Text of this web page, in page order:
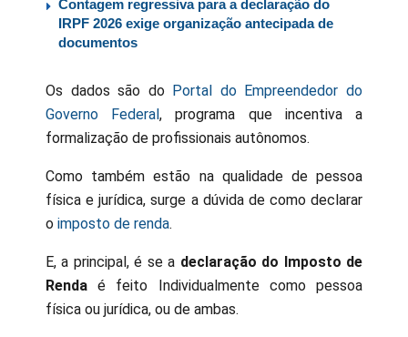
Contagem regressiva para a declaração do
IRPF 2026 exige organização antecipada de
documentos
Os dados são do Portal do Empreendedor do
Governo Federal, programa que incentiva a
formalização de profissionais autônomos.
Como também estão na qualidade de pessoa
física e jurídica, surge a dúvida de como declarar
o imposto de renda.
E, a principal, é se a declaração do Imposto de
Renda é feito Individualmente como pessoa
física ou jurídica, ou de ambas.